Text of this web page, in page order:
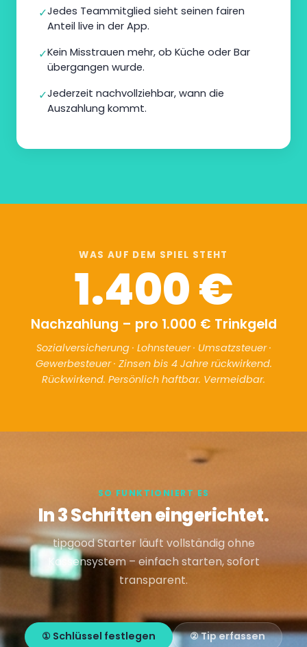
✓Jedes Teammitglied sieht seinen fairen
Anteil live in der App.
✓Kein Misstrauen mehr, ob Küche oder Bar
übergangen wurde.
✓Jederzeit nachvollziehbar, wann die
Auszahlung kommt.
WAS AUF DEM SPIEL STEHT
1.400 €
Nachzahlung – pro 1.000 € Trinkgeld
Sozialversicherung · Lohnsteuer · Umsatzsteuer ·
Gewerbesteuer · Zinsen bis 4 Jahre rückwirkend.
Rückwirkend. Persönlich haftbar. Vermeidbar.
SO FUNKTIONIERT ES
In 3 Schritten eingerichtet.
tipgood Starter läuft vollständig ohne
Kassensystem – einfach starten, sofort
transparent.
① Schlüssel festlegen ② Tip erfassen